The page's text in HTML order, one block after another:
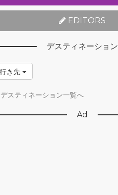
EDITORS
デスティネーション
行き先
スティネーション一覧へ
Ad